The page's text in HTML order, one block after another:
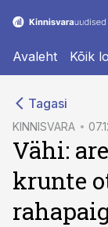
Avaleht Kõik
Tagasi
KINNISVARA
Vähi:
krunte